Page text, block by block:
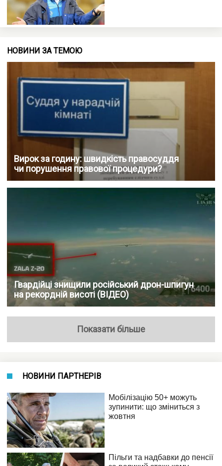
НОВИНИ ЗА ТЕМОЮ
Вирок за годину: швидкість правосуддя
чи порушення правової процедури?
Гвардійці знищили російський дрон-шпигун
на рекордній висоті (ВІДЕО)
Показати більше
НОВИНИ ПАРТНЕРІВ